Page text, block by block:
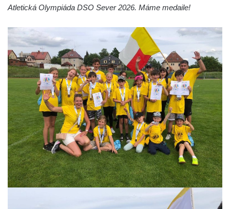
Atletická Olympiáda DSO Sever 2026. Máme medaile!